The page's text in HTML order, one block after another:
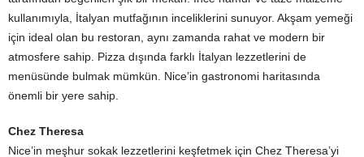
kullanımıyla, İtalyan mutfağının inceliklerini sunuyor. Akşam yemeği
için ideal olan bu restoran, aynı zamanda rahat ve modern bir
atmosfere sahip. Pizza dışında farklı İtalyan lezzetlerini de
menüsünde bulmak mümkün. Nice’in gastronomi haritasında
önemli bir yere sahip.
Chez Theresa
Nice’in meşhur sokak lezzetlerini keşfetmek için Chez Theresa’yi